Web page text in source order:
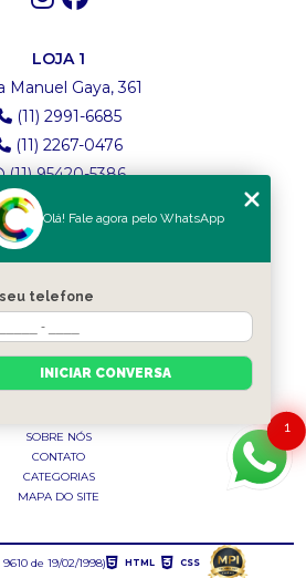
LOJA 1
Manuel Gaya, 361
(11) 2991-6685
(11) 2267-0476
(11) 95420-5386
LOJA 2
Lopes de Azevedo, 4260
(11) 2241-8434
MENU
SOBRE NÓS
CONTATO
CATEGORIAS
MAPA DO SITE
de 19/02/1998) HTML CSS
1
Olá! Fale agora pelo WhatsApp
seu telefone
INICIAR CONVERSA